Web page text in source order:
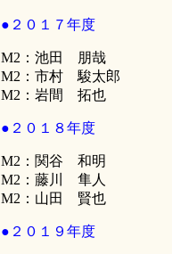
●２０１７年度
M2：池田 朋哉
M2：市村 駿太郎
M2：岩間 拓也
●２０１８年度
M2：関谷 和明
M2：藤川 隼人
M2：山田 賢也
●２０１９年度